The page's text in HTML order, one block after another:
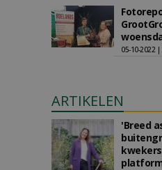
05-10-2022 |
ARTIKELEN
'Breed